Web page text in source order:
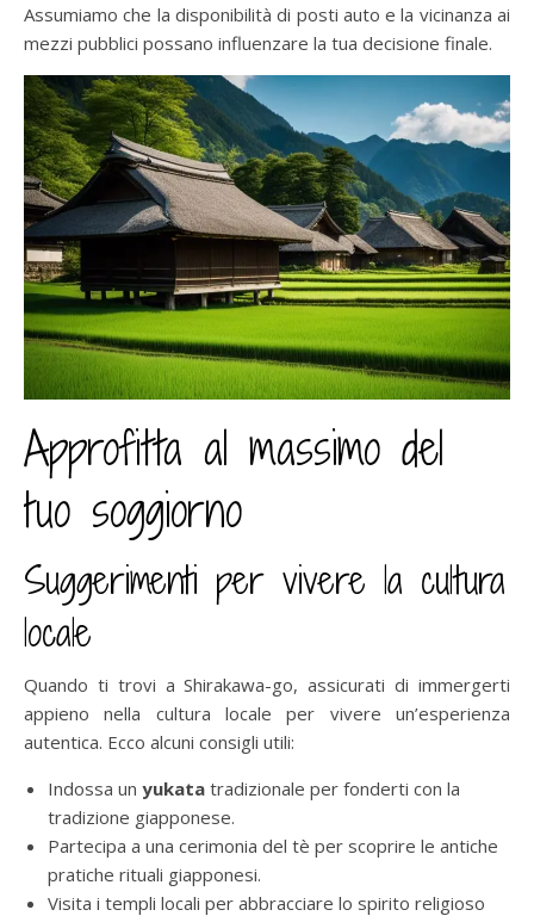
Assumiamo che la disponibilità di posti auto e la vicinanza ai
mezzi pubblici possano influenzare la tua decisione finale.
Approfitta al massimo del
tuo soggiorno
Suggerimenti per vivere la cultura
locale
Quando ti trovi a Shirakawa-go, assicurati di immergerti
appieno nella cultura locale per vivere un’esperienza
autentica. Ecco alcuni consigli utili:
Indossa un yukata tradizionale per fonderti con la
tradizione giapponese.
Partecipa a una cerimonia del tè per scoprire le antiche
pratiche rituali giapponesi.
Visita i templi locali per abbracciare lo spirito religioso